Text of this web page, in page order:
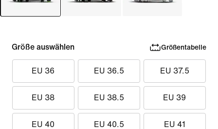
Größe auswählen Größentabelle
EU 36 EU 36.5 EU 37.5
EU 38 EU 38.5 EU 39
EU 40 EU 40.5 EU 41